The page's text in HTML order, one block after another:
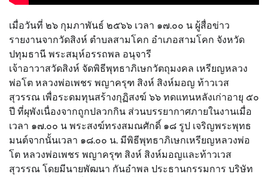
เมื่อวันที่ ๒๖ กุมภาพันธ์ ๒๕๖๖ เวลา ๑๗.๐๐ น ผู้สื่อข่าว
รายงานจากวัดสิงห์ ตำบลสามโคก อำเภอสามโคก จังหวัด
ปทุมธานี พระสมุห์อรรถพล อนุจารี
เจ้าอาวาสวัดสิงห์ จัดพิธีพุทธาภิเษกวัตถุมงคล เหรียญหลวง
พ่อโต หลวงพ่อเพชร พญาครุฑ สิงห์ สิงห์มอญ ท้าวเวส
สุวรรณ เพื่อระดมทุนสร้างกุฏิสงฆ์ ๖๖ ทดแทนหลังเก่าอายุ ๕๐
ปี ที่ผุพังเนื่องจากถูกปลวกกิน ส่วนบรรยากาศภายในงานเมื่อ
เวลา ๑๗.๐๐ น พระสงฆ์ทรงสมณศักดิ์ ๑๘ รูป เจริญพระพุทธ
มนต์จากนั้นเวลา ๑๘.๐๐ น. มีพิธีพุทธาภิเษกเหรียญหลวงพ่อ
โต หลวงพ่อเพชร พญาครุฑ สิงห์ สิงห์มอญและท้าวเวส
สุวรรณ โดยมีนายพัฒนา กันอำพล ประธานกรรมการ บริษัท